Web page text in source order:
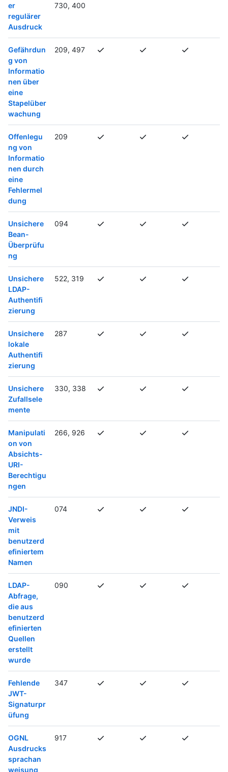
er
regulärer
Ausdruck
730, 400
Gefährdun
g von
Informatio
nen über
eine
Stapelüber
wachung
209, 497
Offenlegu
ng von
Informatio
nen durch
eine
Fehlermel
dung
209
Unsichere
Bean-
Überprüfu
ng
094
Unsichere
LDAP-
Authentifi
zierung
522, 319
Unsichere
lokale
Authentifi
zierung
287
Unsichere
Zufallsele
mente
330, 338
Manipulati
on von
Absichts-
URI-
Berechtigu
ngen
266, 926
JNDI-
Verweis
mit
benutzerd
efiniertem
Namen
074
LDAP-
Abfrage,
die aus
benutzerd
efinierten
Quellen
erstellt
wurde
090
Fehlende
JWT-
Signaturpr
üfung
347
OGNL
Ausdrucks
sprachan
weisung
917